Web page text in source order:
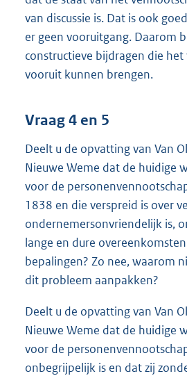
van discussie is. Dat is ook
er geen vooruitgang. Daarom
constructieve bijdragen die
vooruit kunnen brengen.
Vraag 4 en 5
Deelt u de opvatting van Van
Nieuwe Weme dat de huidige
voor de
1838 en die verspreid is over
ondernemersonvriendelijk is,
lange en dure
bepalingen? Zo nee, waarom
dit probleem aanpakken?
Deelt u de opvatting van Van
Nieuwe Weme dat de huidige
voor de
onbegrijpelijk is en dat zij